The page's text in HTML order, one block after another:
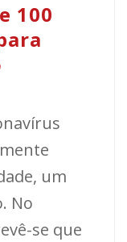
100
um
No
se que